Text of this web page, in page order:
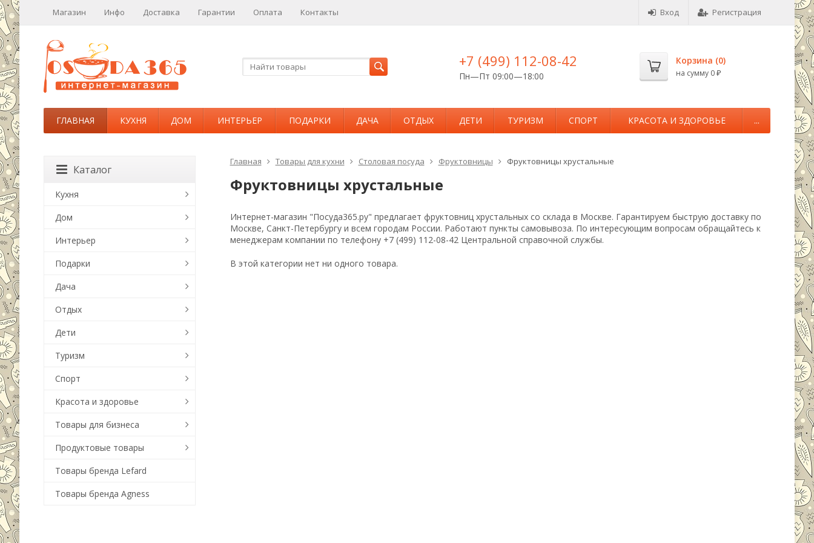
Магазин Инфо Доставка Гарантии Оплата Контакты Вход Регистрация
+7 (499) 112-08-42
Пн—Пт 09:00—18:00
Корзина (0)
на сумму 0 ₽
ГЛАВНАЯ КУХНЯ ДОМ ИНТЕРЬЕР ПОДАРКИ ДАЧА ОТДЫХ ДЕТИ ТУРИЗМ СПОРТ КРАСОТА И ЗДОРОВЬЕ ...
Главная Товары для кухни Столовая посуда Фруктовницы Фруктовницы хрустальные
Фруктовницы хрустальные
Интернет-магазин "Посуда365.ру" предлагает фруктовниц хрустальных со склада в Москве. Гарантируем быструю доставку по
Москве, Санкт-Петербургу и всем городам России. Работают пункты самовывоза. По интересующим вопросам обращайтесь к
менеджерам компании по телефону +7 (499) 112-08-42 Центральной справочной службы.
В этой категории нет ни одного товара.
Каталог
Кухня
Дом
Интерьер
Подарки
Дача
Отдых
Дети
Туризм
Спорт
Красота и здоровье
Товары для бизнеса
Продуктовые товары
Товары бренда Lefard
Товары бренда Agness